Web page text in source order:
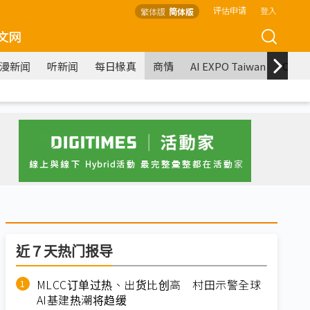
繁体版 简体版 评估申请 登入
网
漫新闻 听新闻 每日椽真 商情 AI EXPO Taiwan
近７天热门报导
MLCC订单过热、出货比创高 村田示警全球
AI基建热潮将趋缓